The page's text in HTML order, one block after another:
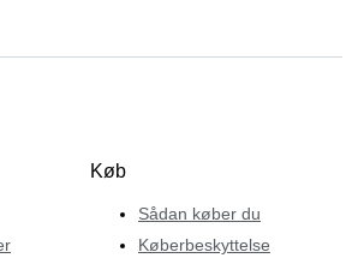
Køb
Sådan køber du
Køberbeskyttelse